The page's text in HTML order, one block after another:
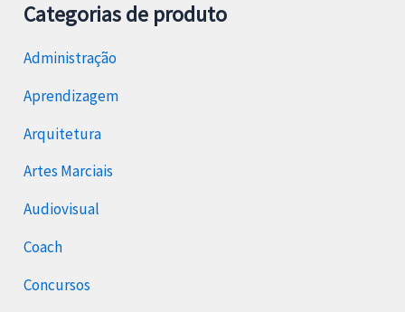
Categorias de produto
Administração
Aprendizagem
Arquitetura
Artes Marciais
Audiovisual
Coach
Concursos